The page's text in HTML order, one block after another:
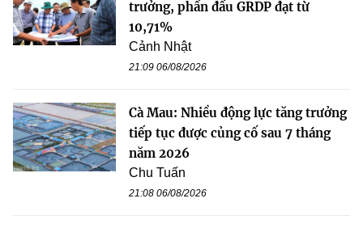
trưởng, phấn đấu GRDP đạt từ
10,71%
Cảnh Nhật
21:09 06/08/2026
Cà Mau: Nhiều động lực tăng trưởng
tiếp tục được củng cố sau 7 tháng
năm 2026
Chu Tuấn
21:08 06/08/2026